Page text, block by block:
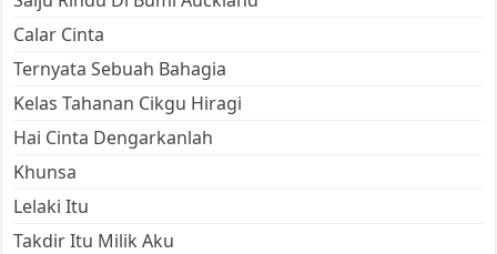
Calar Cinta
Ternyata Sebuah Bahagia
Kelas Tahanan Cikgu Hiragi
Hai Cinta Dengarkanlah
Khunsa
Lelaki Itu
Takdir Itu Milik Aku